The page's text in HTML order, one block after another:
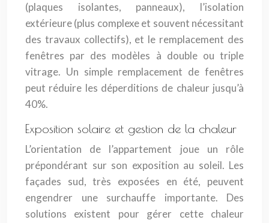
(plaques isolantes, panneaux), l’isolation
extérieure (plus complexe et souvent nécessitant
des travaux collectifs), et le remplacement des
fenêtres par des modèles à double ou triple
vitrage. Un simple remplacement de fenêtres
peut réduire les déperditions de chaleur jusqu’à
40%.
Exposition solaire et gestion de la chaleur
L’orientation de l’appartement joue un rôle
prépondérant sur son exposition au soleil. Les
façades sud, très exposées en été, peuvent
engendrer une surchauffe importante. Des
solutions existent pour gérer cette chaleur